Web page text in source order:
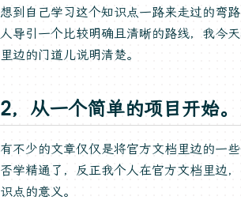
想到自己学习这个知识点一路来走过的弯
人导引一个比较明确且清晰的路线，我今
里边的门道儿说明清楚。
2，从一个简单的项目开始。
有不少的文章仅仅是将官方文档里边的一
否学精通了，反正我个人在官方文档里边
识点的意义。